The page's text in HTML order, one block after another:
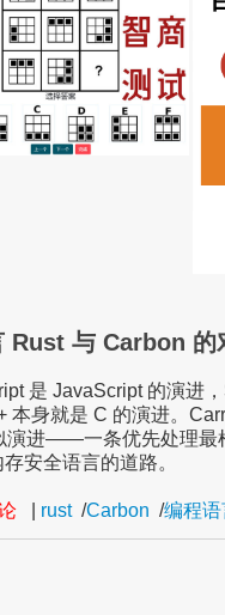
Rust 与 Carbon 的
是 JavaScript 的演进
本身就是 C 的演进。
演进——一条优先处理最
安全语言的道路。
rust /Carbon /编程语